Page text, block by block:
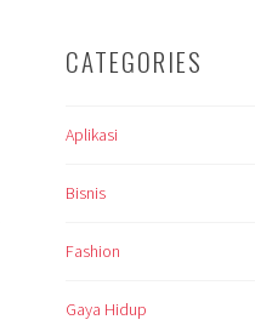
CATEGORIES
Aplikasi
Bisnis
Fashion
Gaya Hidup